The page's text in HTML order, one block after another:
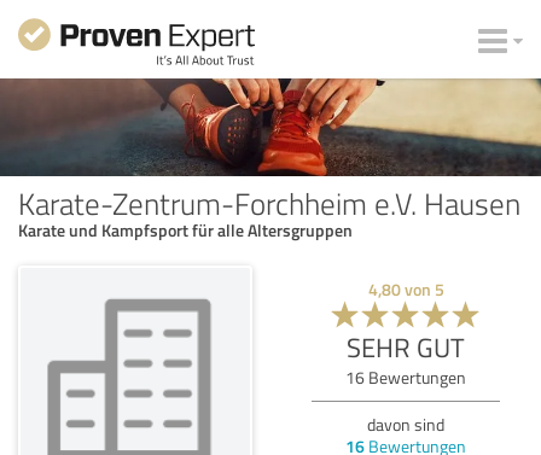
Karate-Zentrum-Forchheim e.V. Hausen
Karate und Kampfsport für alle Altersgruppen
4,80von 5
SEHR GUT
16 Bewertungen
davon sind
16 Bewertungen